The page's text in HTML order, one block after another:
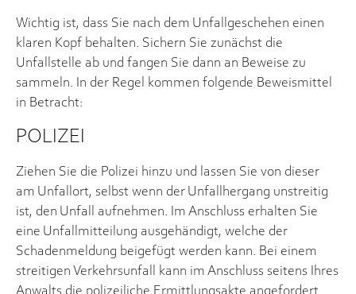
Wichtig ist, dass Sie nach dem Unfallgeschehen einen
klaren Kopf behalten. Sichern Sie zunächst die
Unfallstelle ab und fangen Sie dann an Beweise zu
sammeln. In der Regel kommen folgende Beweismittel
in Betracht:
POLIZEI
Ziehen Sie die Polizei hinzu und lassen Sie von dieser
am Unfallort, selbst wenn der Unfallhergang unstreitig
ist, den Unfall aufnehmen. Im Anschluss erhalten Sie
eine Unfallmitteilung ausgehändigt, welche der
Schadenmeldung beigefügt werden kann. Bei einem
streitigen Verkehrsunfall kann im Anschluss seitens Ihres